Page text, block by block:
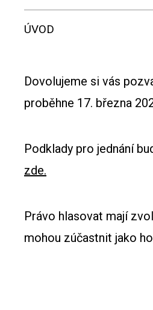
ÚVOD
Dovolujeme si vás
proběhne 17. března
Podklady pro jednání
zde.
Právo hlasovat mají
mohou zúčastnit jako